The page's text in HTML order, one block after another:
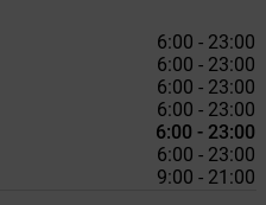
6:00 - 23:00
6:00 - 23:00
6:00 - 23:00
6:00 - 23:00
6:00 - 23:00
6:00 - 23:00
9:00 - 21:00